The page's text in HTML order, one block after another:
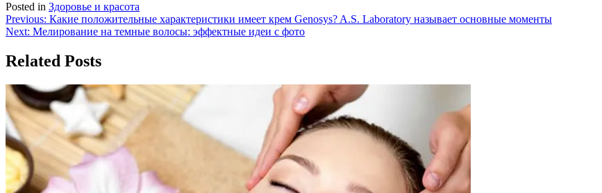
Posted in Здоровье и красота
Навигация
по
записям
Previous: Какие положительные характеристики имеет крем Genosys? A.S. Laboratory называет основные моменты
Next: Мелирование на темные волосы: эффектные идеи с фото
Related Posts